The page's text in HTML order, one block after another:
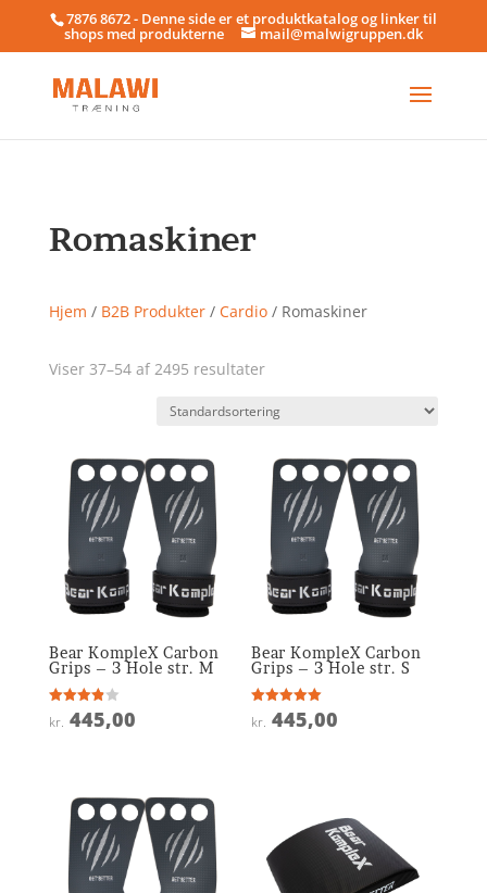
7876 8672 - Denne side er et produktkatalog og linker til
shops med produkterne mail@malwigruppen.dk
Romaskiner
Hjem / B2B Produkter/ Cardio/ Romaskiner
Viser 37–54 af 2495 resultater
Bear KompleX Carbon
Grips – 3 Hole str. M
Vurderet
3.9
kr. 445,00
Bear KompleX Carbon
Grips – 3 Hole str. S
Vurderet
5
kr. 445,00